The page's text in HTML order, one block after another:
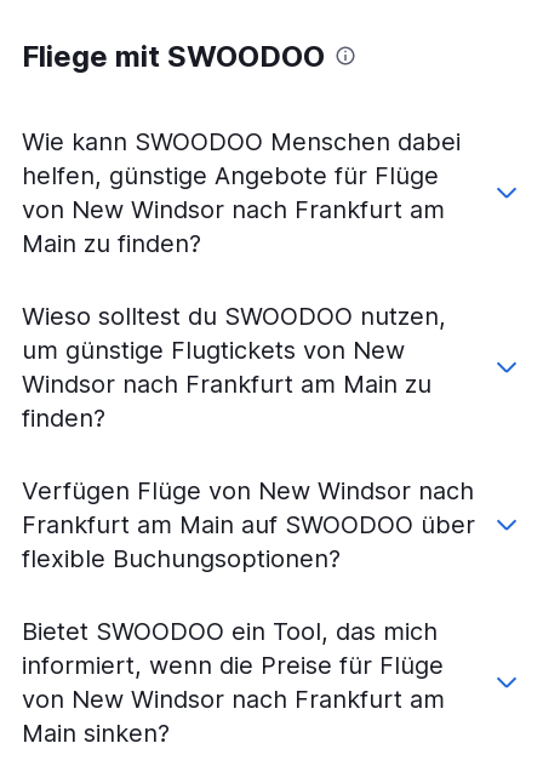
Flüge von Ithaca nach Frankfurt am Main
Flüge von New Windsor nach Frankfurt Hahn
Fliege mit SWOODOO
Wie kann SWOODOO Menschen dabei
helfen, günstige Angebote für Flüge
von New Windsor nach Frankfurt am
Main zu finden?
Wieso solltest du SWOODOO nutzen,
um günstige Flugtickets von New
Windsor nach Frankfurt am Main zu
finden?
Verfügen Flüge von New Windsor nach
Frankfurt am Main auf SWOODOO über
flexible Buchungsoptionen?
Bietet SWOODOO ein Tool, das mich
informiert, wenn die Preise für Flüge
von New Windsor nach Frankfurt am
Main sinken?